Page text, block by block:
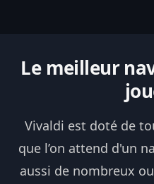
Le meilleur
Vivaldi est doté de
que l’on attend d'un
aussi de nombreux